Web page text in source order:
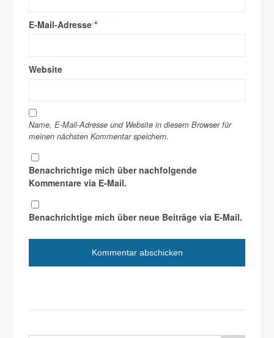
E-Mail-Adresse*
Website
Name, E-Mail-Adresse und Website in diesem Browser für
meinen nächsten Kommentar speichern.
Benachrichtige mich über nachfolgende
Kommentare via E-Mail.
Benachrichtige mich über neue Beiträge via E-Mail.